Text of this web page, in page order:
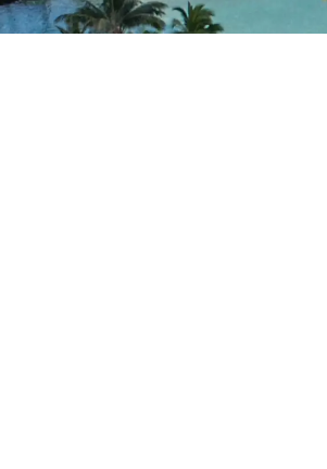
Professeurs
expérimentés